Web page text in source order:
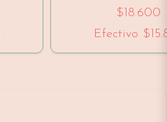
$18.600
Efectivo